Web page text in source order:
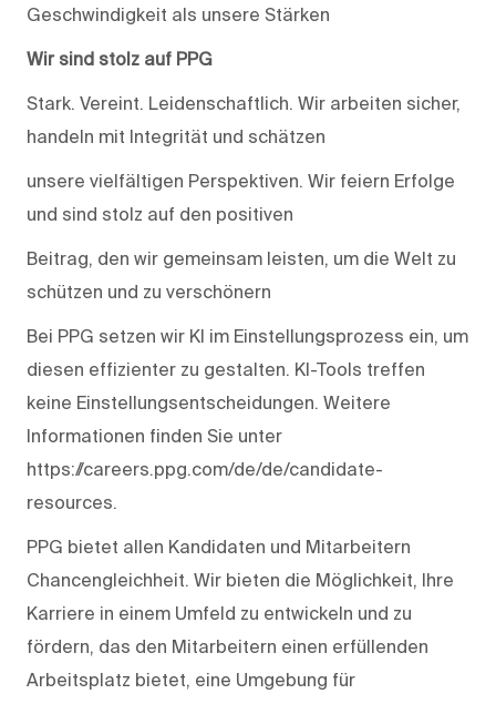
Geschwindigkeit als unsere Stärken
Wir sind stolz auf PPG
Stark. Vereint. Leidenschaftlich. Wir arbeiten sicher,
handeln mit Integrität und schätzen
unsere vielfältigen Perspektiven. Wir feiern Erfolge
und sind stolz auf den positiven
Beitrag, den wir gemeinsam leisten, um die Welt zu
schützen und zu verschönern
Bei PPG setzen wir KI im Einstellungsprozess ein, um
diesen effizienter zu gestalten. KI-Tools treffen
keine Einstellungsentscheidungen. Weitere
Informationen finden Sie unter
https://careers.ppg.com/de/de/candidate-
resources.
PPG bietet allen Kandidaten und Mitarbeitern
Chancengleichheit. Wir bieten die Möglichkeit, Ihre
Karriere in einem Umfeld zu entwickeln und zu
fördern, das den Mitarbeitern einen erfüllenden
Arbeitsplatz bietet, eine Umgebung für